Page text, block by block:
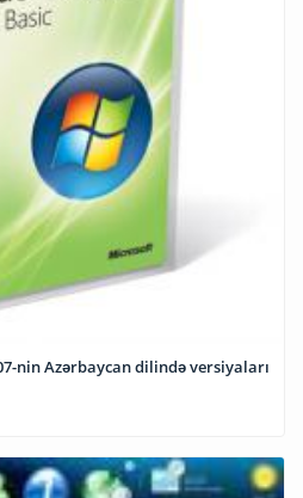
nin Azərbaycan dilində versiyaları